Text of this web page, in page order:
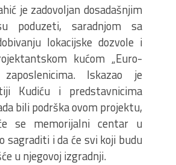
je zadovoljan dosadašnjim
poduzeti, saradnjom sa
lokacijske dozvole i
kućom „Euro-
Iskazao je
Kudiću i predstavnicima
bili podrška ovom projektu,
se memorijalni centar u
sagraditi i da će svi koji budu
u njegovoj izgradnji.